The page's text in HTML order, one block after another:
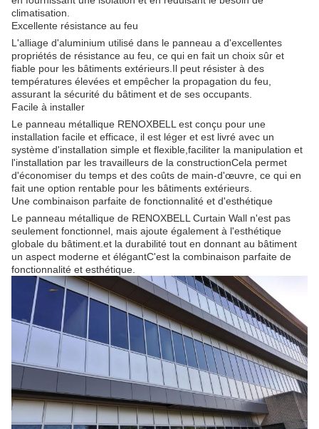
climatisation.
Excellente résistance au feu
L'alliage d'aluminium utilisé dans le panneau a d'excellentes
propriétés de résistance au feu, ce qui en fait un choix sûr et
fiable pour les bâtiments extérieurs.Il peut résister à des
températures élevées et empêcher la propagation du feu,
assurant la sécurité du bâtiment et de ses occupants.
Facile à installer
Le panneau métallique RENOXBELL est conçu pour une
installation facile et efficace, il est léger et est livré avec un
système d'installation simple et flexible,faciliter la manipulation et
l'installation par les travailleurs de la constructionCela permet
d'économiser du temps et des coûts de main-d'œuvre, ce qui en
fait une option rentable pour les bâtiments extérieurs.
Une combinaison parfaite de fonctionnalité et d'esthétique
Le panneau métallique de RENOXBELL Curtain Wall n'est pas
seulement fonctionnel, mais ajoute également à l'esthétique
globale du bâtiment.et la durabilité tout en donnant au bâtiment
un aspect moderne et élégantC'est la combinaison parfaite de
fonctionnalité et esthétique.